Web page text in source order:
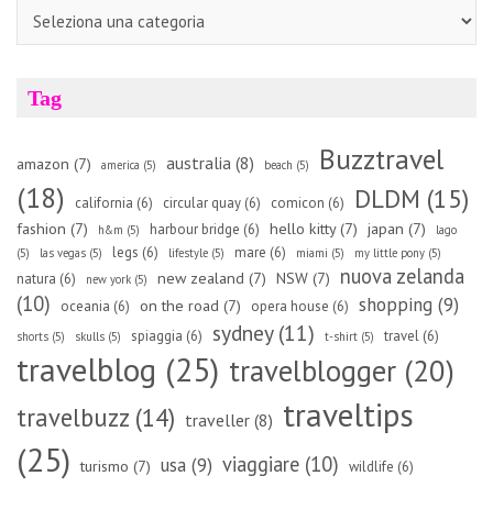
Tag
amazon (7) america (5) australia (8) beach (5)
Buzztravel
(18)
california (6) circular quay (6) comicon (6) DLDM (15)
fashion (7) h&m (5) harbour bridge (6) hello kitty(7) japan (7)
lago
(5)
las vegas (5) legs (6) lifestyle (5) mare (6) miami (5) my little pony (5)
natura (6) new york (5) new zealand (7) NSW (7)
nuova zelanda
(10)
oceania (6) on the road (7) opera house (6) shopping (9)
shorts (5) skulls (5) spiaggia (6) sydney(11) t-shirt (5) travel (6)
travelblog (25) travelblogger (20)
travelbuzz (14) traveller (8) traveltips
(25) turismo (7) usa (9) viaggiare (10) wildlife (6)